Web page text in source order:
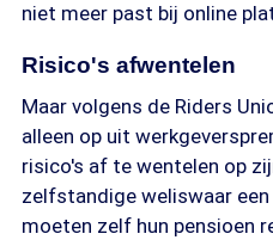
niet meer past bij online
Risico's afwentelen
Maar volgens de Riders
alleen op uit
risico's af te wentelen op
zelfstandige weliswaar
moeten zelf hun pensioen